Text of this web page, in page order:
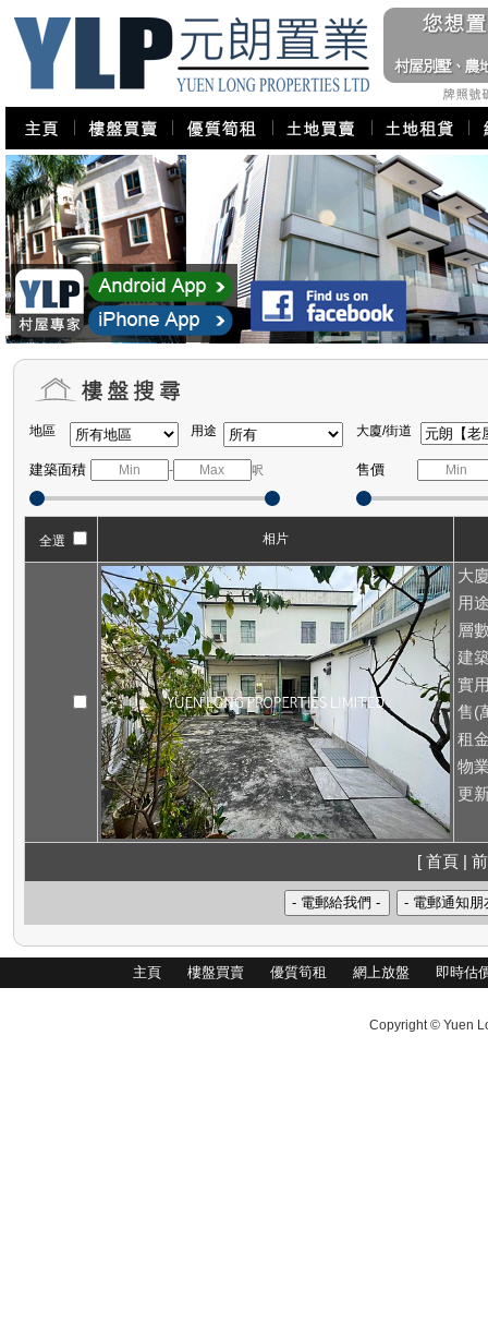
地區 用途 大廈/街道
建築面積 - 呎 售價
全選 相片
大
用
層
建
實
售(
租
物
更
[ 首頁 |
主頁 樓盤買賣 優質筍租 網上放盤 即時估
Copyright © Yuen